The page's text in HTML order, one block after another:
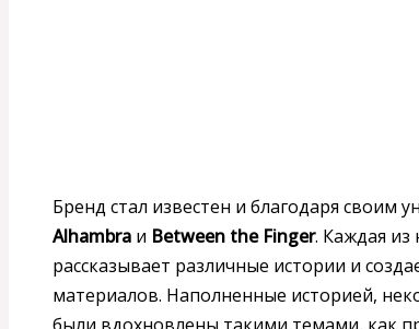
Бренд стал известен и благодаря своим
Alhambra и Between the Finger. Каждая из
рассказывает различные истории и
материалов. Наполненные историей,